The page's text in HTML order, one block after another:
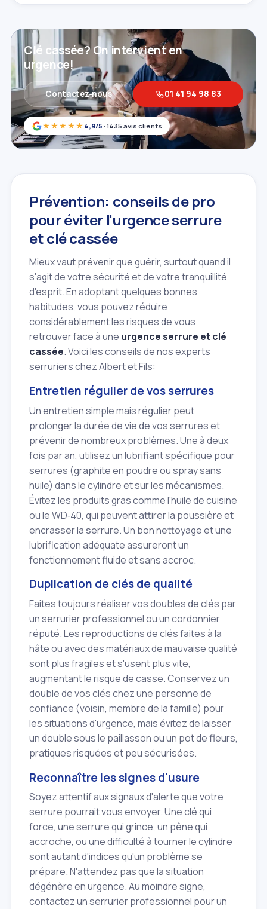
★★★★★ 4,9/5 · 1435 avis clients
Clé cassée? On intervient en
urgence!
Contactez‑nous 01 41 94 98 83
Prévention: conseils de pro
pour éviter l'urgence serrure
et clé cassée
Mieux vaut prévenir que guérir, surtout quand il
s'agit de votre sécurité et de votre tranquillité
d'esprit. En adoptant quelques bonnes
habitudes, vous pouvez réduire
considérablement les risques de vous
retrouver face à une urgence serrure et clé
cassée. Voici les conseils de nos experts
serruriers chez Albert et Fils:
Entretien régulier de vos serrures
Un entretien simple mais régulier peut
prolonger la durée de vie de vos serrures et
prévenir de nombreux problèmes. Une à deux
fois par an, utilisez un lubrifiant spécifique pour
serrures (graphite en poudre ou spray sans
huile) dans le cylindre et sur les mécanismes.
Évitez les produits gras comme l'huile de cuisine
ou le WD‑40, qui peuvent attirer la poussière et
encrasser la serrure. Un bon nettoyage et une
lubrification adéquate assureront un
fonctionnement fluide et sans accroc.
Duplication de clés de qualité
Faites toujours réaliser vos doubles de clés par
un serrurier professionnel ou un cordonnier
réputé. Les reproductions de clés faites à la
hâte ou avec des matériaux de mauvaise qualité
sont plus fragiles et s'usent plus vite,
augmentant le risque de casse. Conservez un
double de vos clés chez une personne de
confiance (voisin, membre de la famille) pour
les situations d'urgence, mais évitez de laisser
un double sous le paillasson ou un pot de fleurs,
pratiques risquées et peu sécurisées.
Reconnaître les signes d'usure
Soyez attentif aux signaux d'alerte que votre
serrure pourrait vous envoyer. Une clé qui
force, une serrure qui grince, un pêne qui
accroche, ou une difficulté à tourner le cylindre
sont autant d'indices qu'un problème se
prépare. N'attendez pas que la situation
dégénère en urgence. Au moindre signe,
contactez un serrurier professionnel pour un